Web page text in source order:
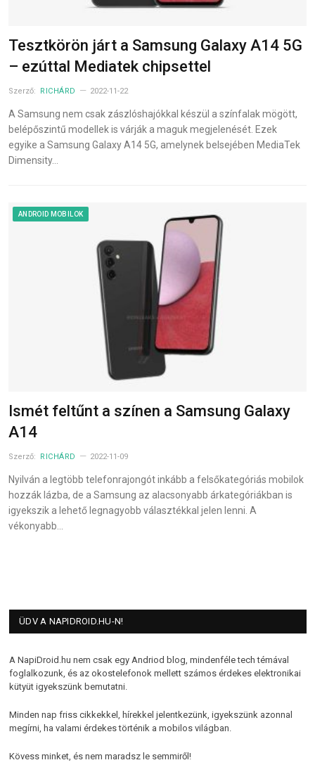
Tesztkörön járt a Samsung Galaxy A14 5G
– ezúttal Mediatek chipsettel
Szerző: RICHÁRD 2022-11-22
A Samsung nem csak zászlóshajókkal készül a színfalak mögött,
belépőszintű modellek is várják a maguk megjelenését. Ezek
egyike a Samsung Galaxy A14 5G, amelynek belsejében MediaTek
Dimensity…
ANDROID MOBILOK
Ismét feltűnt a színen a Samsung Galaxy
A14
Szerző: RICHÁRD 2022-11-09
Nyilván a legtöbb telefonrajongót inkább a felsőkategóriás mobilok
hozzák lázba, de a Samsung az alacsonyabb árkategóriákban is
igyekszik a lehető legnagyobb választékkal jelen lenni. A
vékonyabb…
ÜDV A NAPIDROID.HU-N!
A NapiDroid.hu nem csak egy Andriod blog, mindenféle tech témával
foglalkozunk, és az okostelefonok mellett számos érdekes elektronikai
kütyüt igyekszünk bemutatni.
Minden nap friss cikkekkel, hírekkel jelentkezünk, igyekszünk azonnal
megírni, ha valami érdekes történik a mobilos világban.
Kövess minket, és nem maradsz le semmiről!